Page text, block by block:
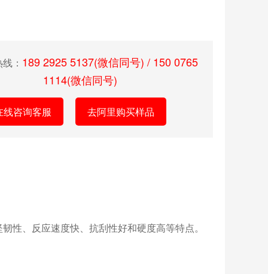
： 189 2925 5137(微信同号) / 150 0765
1114(微信同号)
线咨询客服 去阿里购买样品
、反应速度快、抗刮性好和硬度高等特点。